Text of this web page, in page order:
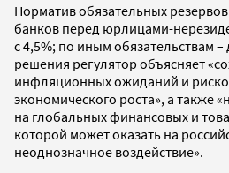
Норматив обязательных
банков перед юрлицами-
с 4,5%; по иным обязательствам –
решения регулятор объясняет
инфляционных ожиданий и
экономического роста», а также
на глобальных финансовых и
которой может оказать на
неоднозначное воздействие».